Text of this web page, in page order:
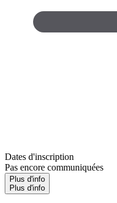
Dates d'inscription
Pas encore communiquées
Plus d'info
Plus d'info